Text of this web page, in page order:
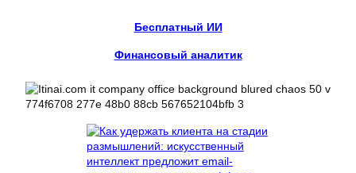
Бесплатный ИИ
Финансовый аналитик